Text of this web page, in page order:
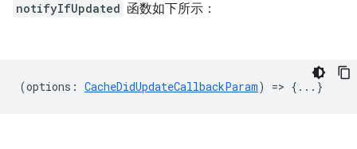
notifyIfUpdated 函数如下所示：
(options : CacheDidUpdateCallbackParam) => {...}